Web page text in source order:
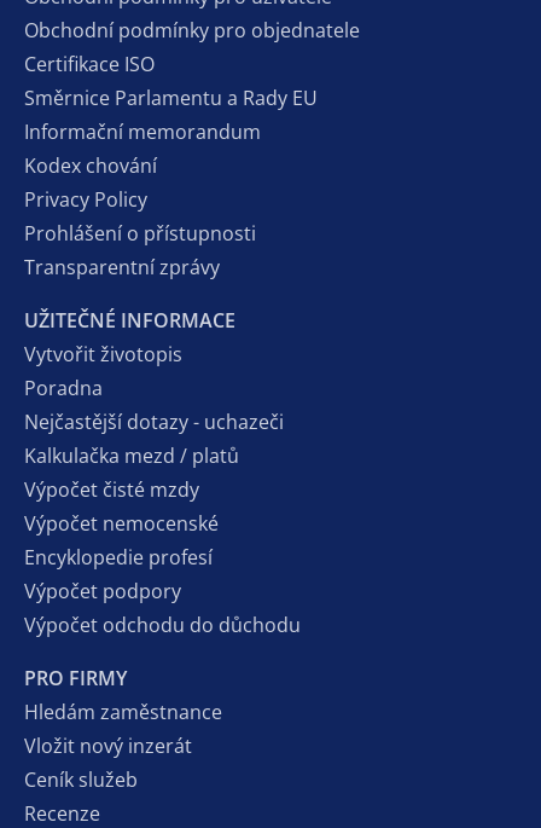
Obchodní podmínky pro objednatele
Certifikace ISO
Směrnice Parlamentu a Rady EU
Informační memorandum
Kodex chování
Privacy Policy
Prohlášení o přístupnosti
Transparentní zprávy
UŽITEČNÉ INFORMACE
Vytvořit životopis
Poradna
Nejčastější dotazy - uchazeči
Kalkulačka mezd / platů
Výpočet čisté mzdy
Výpočet nemocenské
Encyklopedie profesí
Výpočet podpory
Výpočet odchodu do důchodu
PRO FIRMY
Hledám zaměstnance
Vložit nový inzerát
Ceník služeb
Recenze